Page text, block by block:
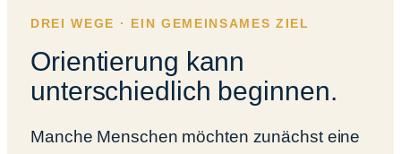
DREI WEGE · EIN GEMEINSAMES ZIEL
Orientierung kann
unterschiedlich beginnen.
Manche Menschen möchten zunächst eine